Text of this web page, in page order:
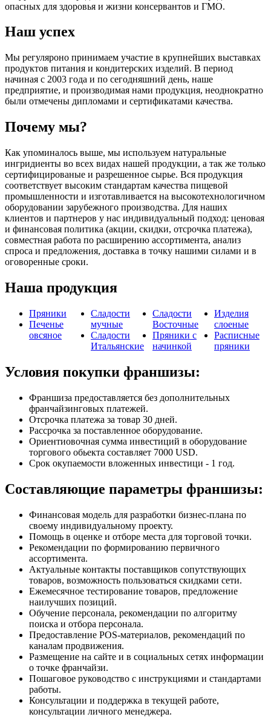
опасных для здоровья и жизни консервантов и ГМО.
Наш успех
Мы регуляроно принимаем участие в крупнейших выставках
продуктов питания и кондитерских изделий. В период
начиная с 2003 года и по сегодняшний день, наше
предприятие, и производимая нами продукция, неоднократно
были отмечены дипломами и сертификатами качества.
Почему мы?
Как упоминалось выше, мы используем натуральные
ингридиенты во всех видах нашей продукции, а так же только
сертифицированые и разрешенное сырье. Вся продукция
соответствует высоким стандартам качества пищевой
промышленности и изготавливается на высокотехнологичном
оборудовании зарубежного производства. Для наших
клиентов и партнеров у нас индивидуальный подход: ценовая
и финансовая политика (акции, скидки, отсрочка платежа),
совместная работа по расширению ассортимента, анализ
спроса и предложения, доставка в точку нашими силами и в
оговоренные сроки.
Наша продукция
Пряники
Печенье
овсяное
Сладости
мучные
Сладости
Итальянские
Сладости
Восточные
Пряники с
начинкой
Изделия
слоеные
Расписные
пряники
Условия покупки франшизы:
Франшиза предоставляется без дополнительных
франчайзинговых платежей.
Отсрочка платежа за товар 30 дней.
Рассрочка за поставленное оборудование.
Ориентиовочная сумма инвестиций в оборудование
торгового обьекта составляет 7000 USD.
Срок окупаемости вложенных инвестици - 1 год.
Составляющие параметры франшизы:
Финансовая модель для разработки бизнес-плана по
своему индивидуальному проекту.
Помощь в оценке и отборе места для торговой точки.
Рекомендации по формированию первичного
ассортимента.
Актуальные контакты поставщиков сопутствующих
товаров, возможность пользоваться скидками сети.
Ежемесячное тестирование товаров, предложение
наилучших позиций.
Обучение персонала, рекомендации по алгоритму
поиска и отбора персонала.
Предоставление POS-материалов, рекомендаций по
каналам продвижения.
Размещение на сайте и в социальных сетях информации
о точке франчайзи.
Пошаговое руководство с инструкциями и стандартами
работы.
Консультации и поддержка в текущей работе,
консультации личного менеджера.